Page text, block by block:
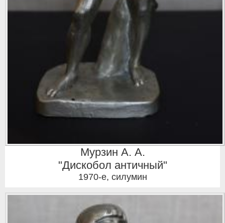
Мурзин А. А.
"Дискобол античный"
1970-е, силумин